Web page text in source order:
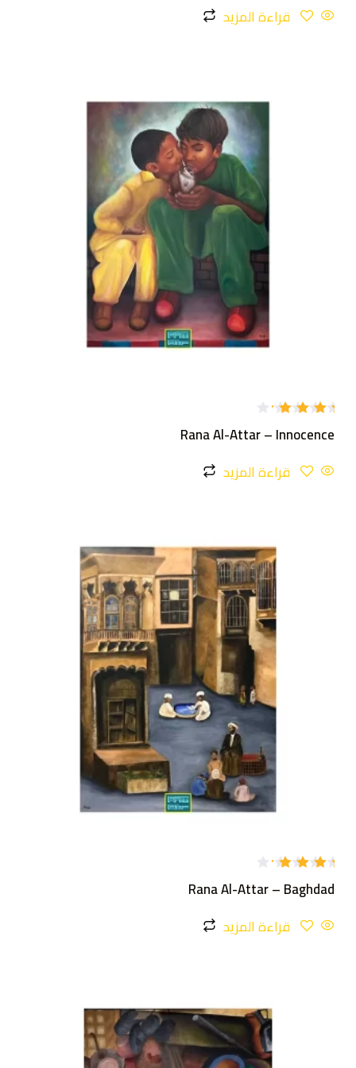
قراءة المزيد
التقييم
4.00
Rana Al-Attar – Innocence
قراءة المزيد
التقييم
4.00
Rana Al-Attar – Baghdad
قراءة المزيد